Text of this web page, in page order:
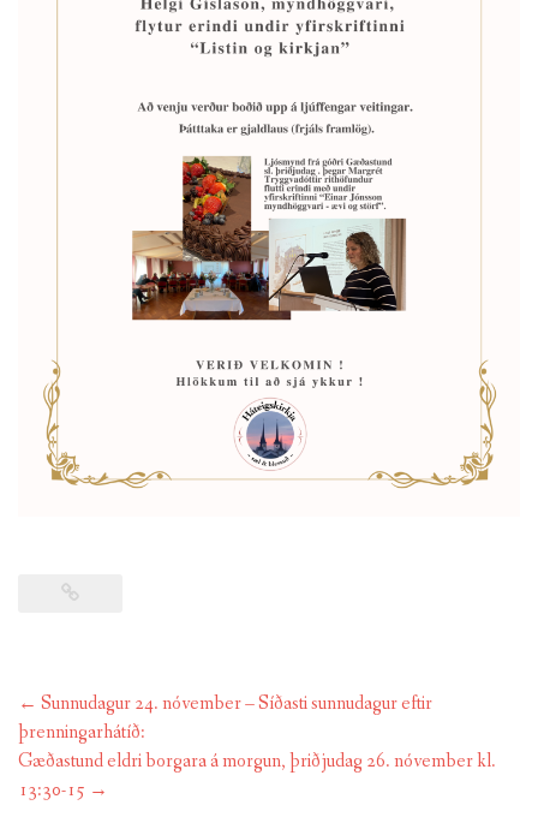
Post
navigation
← Sunnudagur 24. nóvember – Síðasti sunnudagur eftir
þrenningarhátíð:
Gæðastund eldri borgara á morgun, þriðjudag 26. nóvember kl.
13:30-15 →